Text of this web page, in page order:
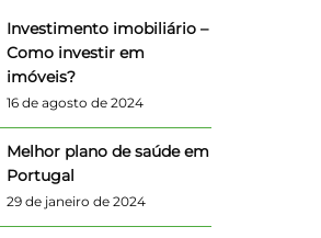
Investimento imobiliário –
Como investir em
imóveis?
16 de agosto de 2024
Melhor plano de saúde em
Portugal
29 de janeiro de 2024